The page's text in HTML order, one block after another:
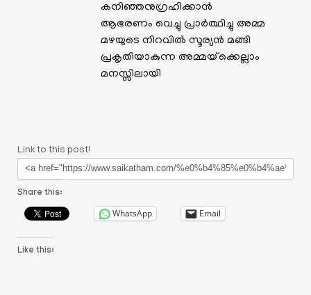
കനിഞ്ഞനുഗ്രഹിക്കാൻ
ആഭരണം വെച്ചു പ്രാർത്ഥിച്ചു അമ്മ
മഴയുടെ നിറവിൽ സൂര്യൻ മങ്ങി
പ്രകൃതിയാകുന്ന അമ്മയ്‌ക്കെല്ലാം
മനസ്സിലായി
Link to this post!
Share this:
WhatsApp Email
Like this: